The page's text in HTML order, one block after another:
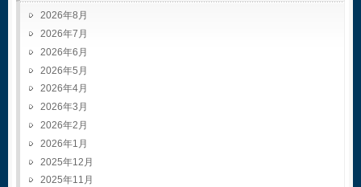
2026年8月
2026年7月
2026年6月
2026年5月
2026年4月
2026年3月
2026年2月
2026年1月
2025年12月
2025年11月